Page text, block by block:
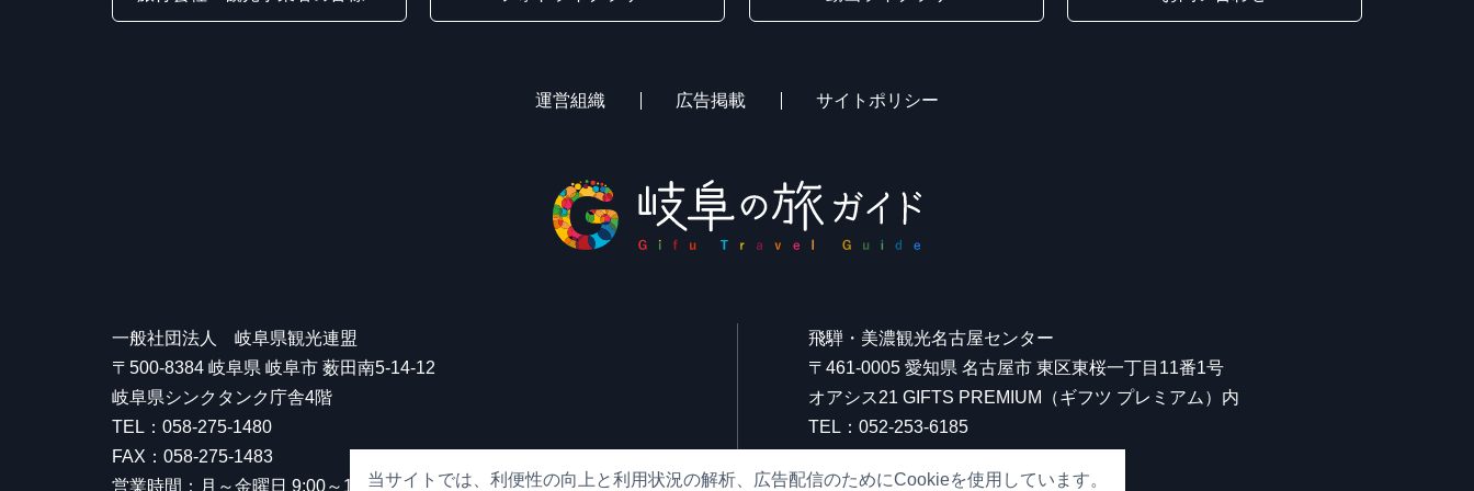
運営組織 広告掲載 サイトポリシー
一般社団法人 岐阜県観光連盟
〒500-8384 岐阜県 岐阜市 薮田南5-14-12
岐阜県シンクタンク庁舎4階
TEL：058-275-1480
FAX：058-275-1483
営業時間：月～金曜日 9:00～17:00
飛騨・美濃観光名古屋センター
〒461-0005 愛知県 名古屋市 東区東桜一丁目11番1号
オアシス21 GIFTS PREMIUM（ギフツ プレミアム）内
TEL：052-253-6185
営業時間：10:00～21:00
当サイトでは、利便性の向上と利用状況の解析、広告配信のためにCookieを使用しています。